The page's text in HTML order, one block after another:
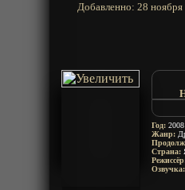
Добавленно: 28
Год: 2008
Жанр:
Страна:
Озвучка: